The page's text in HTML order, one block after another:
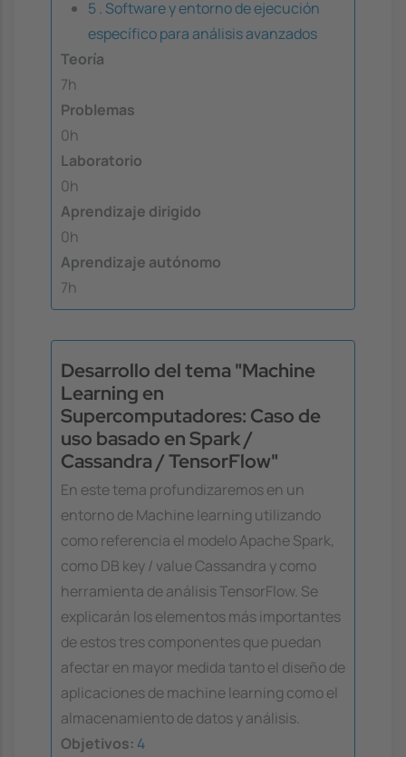
5 . Software y entorno de ejecución
específico para análisis avanzados
Teoría
7h
Problemas
0h
Laboratorio
0h
Aprendizaje dirigido
0h
Aprendizaje autónomo
7h
Desarrollo del tema "Machine
Learning en
Supercomputadores: Caso de
uso basado en Spark /
Cassandra / TensorFlow"
En este tema profundizaremos en un
entorno de Machine learning utilizando
como referencia el modelo Apache Spark,
como DB key / value Cassandra y como
herramienta de análisis TensorFlow. Se
explicarán los elementos más importantes
de estos tres componentes que puedan
afectar en mayor medida tanto el diseño de
aplicaciones de machine learning como el
almacenamiento de datos y análisis.
Objetivos: 4